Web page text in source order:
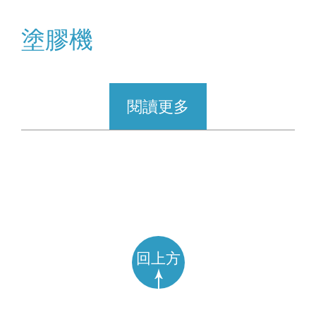
塗膠機
閱讀更多
回上方